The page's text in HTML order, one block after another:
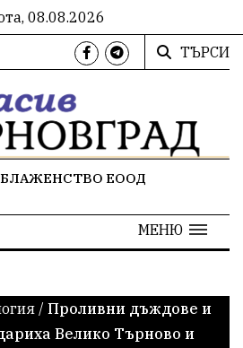
08.08.2026
ТЪРСИ
БЛАЖЕНСТВО ЕООД
МЕНЮ
/ Проливни дъждове и
Велико Търново и